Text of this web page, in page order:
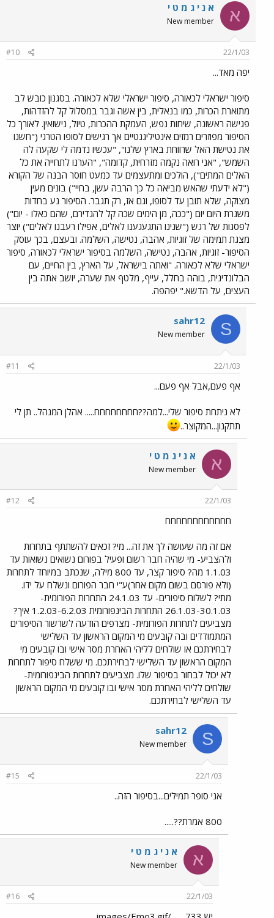
א א נ י ג מ ט י
New member
22/1/03
#10
יפה מאד...
סיפור ישראלי לכאורה, סיפור ישראלי שלא לכאורה. בסגנון כובש לב
מתוארת הכרות, כמו בנאלית, בין אשה וגבר במסלול קל להזדהות,
פגישה ראשונה, שיחות נפש, העמקת ההכרות, טיול, נישואין. לאורך כל
הסיפור מפוזרים רמזים אינטיליגנטיים אך רגישים לסופו הטרגי ("חשנו
את נטישת האל שרווחת בארץ שלנו", "עכשיו נדמה לי שקעה לה
השמש", "אני רואה נקמה מזרחית, קדומה", "הערנו לתחייה את כל
האלים המתים"), הולכים ומתעצמים עד כמעט חוסר הבנה של הקורא
("לא ידעתי שהאש מביאה כל כך הרבה עשן, בחיי") בונים מעין
מצוקה, שלא תובן עד לסופו, וגם אז, רק תגבר. הסיפור נע בחדות
משגרת היום יום ("ככה, מן הימים שכה קל להגדירם, שהם כאלו - יום")
לפסגות של רגש ("שנינו התגעגענו לאלים, אפילו רעבנו לאלים") יוצר
מצגת תמימה של זוגיות, אהבה, נטישה, השלמה. ובעצם, בכך עוסק
הסיפור- זוגיות, אהבה, נטישה, השלמה בסיפור ישראלי לכאורה, סיפור
ישראלי שלא לכאורה. "ואתה בישראל, על הארץ, בין החיים, עם
הבלונדינית, בוהה בחלל, עייף, מלטף את שערה, יושב אתה בין
העצים, על הדשא." יפהפה.
S
sahr12
New member
22/1/03
#11
אף פעם,אבל אף פעם...
לא ניתחת סיפור שלי...למה??חחחחחחחח..... אהלן המנהל.. תן לי
תתקנון...המקוצר..
א א נ י ג מ ט י
New member
22/1/03
#12
חחחחחחחחחחחח
אם זה מה שעושה לך את זה... מי? זכאים להשתתף בתחרות
ולהצביע- מי שהיה חבר רשום ופעיל בפורום נשואים נשואות עד
1.1.03 מה? סיפור קצר, עד 800 מילה, שנכתב במיוחד לתחרות
(ולא פורסם בשום מקום אחר)ע"י חבר הפורום ונשלח על ידו.
מתי? לשלוח סיפורים- עד 24.1.03 התחרות הפורומית-
26.1.03-30.1.03 התחרות הבינפורומית 1.2.03-6.2.03 איך?
מצביעים לתחרות הפורומית- מצרפים הודעה לשרשור הסיפורים
המתמודדים ובה קובעים מי המקום הראשון עד השלישי
לבחירתכם או שולחים לליהי האחרת מסר אישי ובו קובעים מי
המקום הראשון עד השלישי לבחירתכם. מי ששלח סיפור לתחרות
לא יכול לבחור בסיפור שלו. מצביעים לתחרות הבינפורומית-
שולחים לליהי האחרת מסר אישי ובו קובעים מי המקום הראשון
עד השלישי לבחירתכם.
S
sahr12
New member
22/1/03
#15
אני סופר תמילים...בסיפור הזה..
800 אמרת??.....
א א נ י ג מ ט י
New member
22/1/03
#16